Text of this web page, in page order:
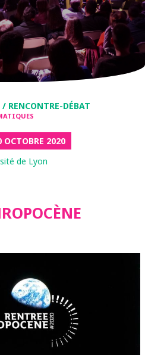
RENCONTRE-DÉBAT
OCTOBRE 2020
de Lyon